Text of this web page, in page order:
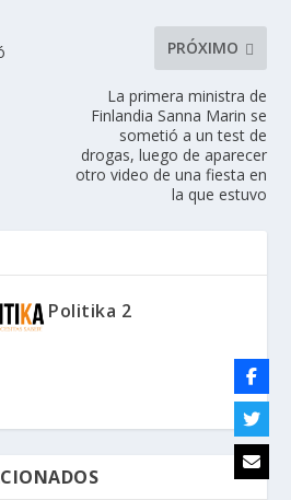
PRÓXIMO
La primera ministra de
Finlandia Sanna Marin se
sometió a un test de
drogas, luego de aparecer
otro video de una fiesta en
la que estuvo
Politika 2